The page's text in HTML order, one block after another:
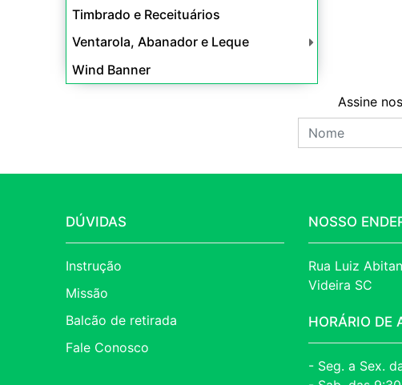
Timbrado e Receituários
Ventarola, Abanador e Leque
Wind Banner
Assine
DÚVIDAS
Instrução
Missão
Balcão de retirada
Fale Conosco
NOSSO
Rua Luiz
Videira SC
HORÁRIO DE
- Seg. a Sex.